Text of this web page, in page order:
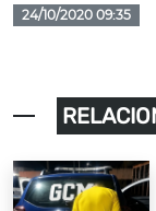
24/10/2020 09:35